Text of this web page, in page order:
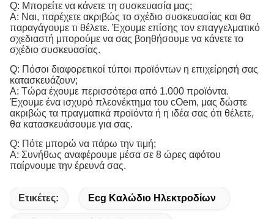
Q: Μπορείτε να κάνετε τη συσκευασία μας;
Α: Ναι, παρέχετε ακριβώς το σχέδιο συσκευασίας και θα
παραγάγουμε τι θέλετε. Έχουμε επίσης τον επαγγελματικό
σχεδιαστή μπορούμε να σας βοηθήσουμε να κάνετε το
σχέδιο συσκευασίας.
Q: Πόσοι διαφορετικοί τύποι προϊόντων η επιχείρησή σας
κατασκευάζουν;
Α: Τώρα έχουμε περισσότερα από 1.000 προϊόντα.
Έχουμε ένα ισχυρό πλεονέκτημα του cOem, μας δώστε
ακριβώς τα πραγματικά προϊόντα ή η ιδέα σας ότι θέλετε,
θα κατασκευάσουμε για σας.
Q: Πότε μπορώ να πάρω την τιμή;
Α: Συνήθως αναφέρουμε μέσα σε 8 ώρες αφότου
παίρνουμε την έρευνά σας.
Ετικέτες: Ecg Καλώδιο Ηλεκτροδίων